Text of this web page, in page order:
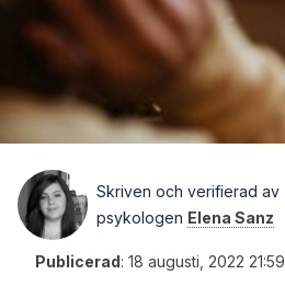
Skriven och verifierad av
psykologen Elena Sanz
Publicerad: 18 augusti, 2022 21:59